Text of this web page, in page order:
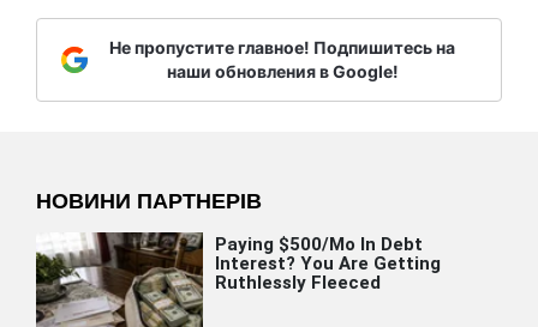
Не пропустите главное! Подпишитесь на
наши обновления в Google!